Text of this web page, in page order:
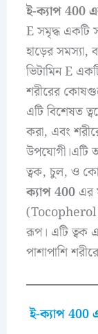
ই-ক্যাপ 400
E সমৃদ্ধ একটি
হাড়ের সমস্যা,
ভিটামিন E
শরীরের
এটি বিশেষত
করা, এবং
উপযোগী।এটি
ত্বক, চুল, ও
ক্যাপ 400এর
(Tocopherol),
রূপ। এটি ত্বক
পাশাপাশি
ই-ক্যাপ 400